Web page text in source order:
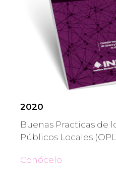
2020
Buenas Practicas de
Públicos Locales
Conócelo